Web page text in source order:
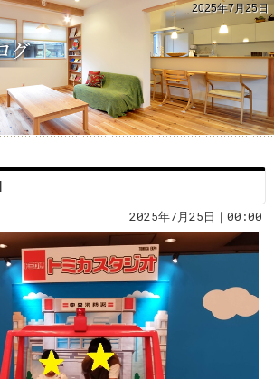
2025年7月25日
2025年7月25日｜00:00